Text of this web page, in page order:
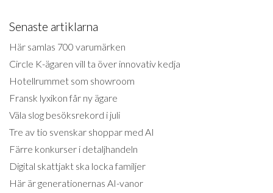
Senaste artiklarna
Här samlas 700 varumärken
Circle K-ägaren vill ta över innovativ kedja
Hotellrummet som showroom
Fransk lyxikon får ny ägare
Väla slog besöksrekord i juli
Tre av tio svenskar shoppar med AI
Färre konkurser i detaljhandeln
Digital skattjakt ska locka familjer
Här är generationernas AI-vanor